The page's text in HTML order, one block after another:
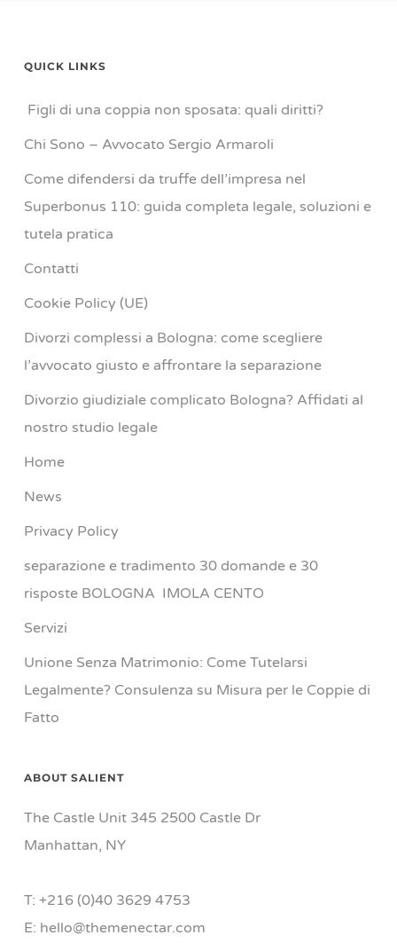
QUICK LINKS
Figli di una coppia non sposata: quali diritti?
Chi Sono – Avvocato Sergio Armaroli
Come difendersi da truffe dell’impresa nel
Superbonus 110: guida completa legale, soluzioni e
tutela pratica
Contatti
Cookie Policy (UE)
Divorzi complessi a Bologna: come scegliere
l’avvocato giusto e affrontare la separazione
Divorzio giudiziale complicato Bologna? Affidati al
nostro studio legale
Home
News
Privacy Policy
separazione e tradimento 30 domande e 30
risposte BOLOGNA IMOLA CENTO
Servizi
Unione Senza Matrimonio: Come Tutelarsi
Legalmente? Consulenza su Misura per le Coppie di
Fatto
ABOUT SALIENT
The Castle Unit 345 2500 Castle Dr
Manhattan, NY
T: +216 (0)40 3629 4753
E: hello@themenectar.com